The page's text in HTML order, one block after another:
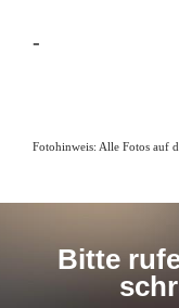
-
Fotohinweis: Alle Fotos auf
Bitte